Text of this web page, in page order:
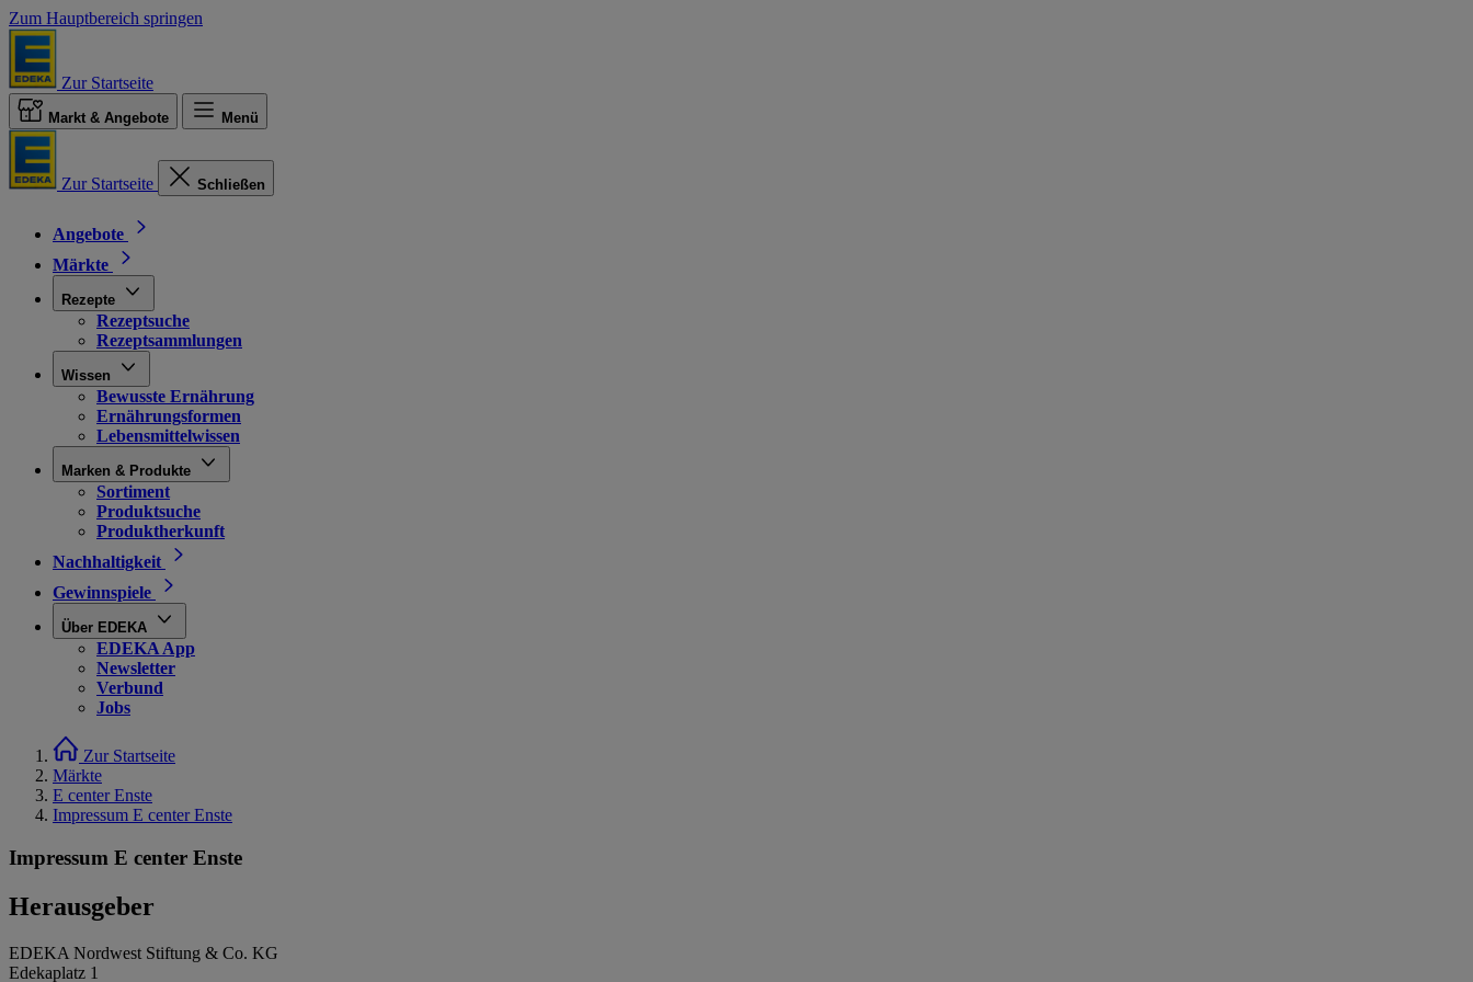
Zum Hauptbereich springen
Zur Startseite
Markt & Angebote Menü
Zur Startseite Schließen
Angebote
Märkte
Rezepte
Rezeptsuche
Rezeptsammlungen
Wissen
Bewusste Ernährung
Ernährungsformen
Lebensmittelwissen
Marken & Produkte
Sortiment
Produktsuche
Produktherkunft
Nachhaltigkeit
Gewinnspiele
Über EDEKA
EDEKA App
Newsletter
Verbund
Jobs
Zur Startseite
Märkte
E center Enste
Impressum E center Enste
Impressum E center Enste
Herausgeber
EDEKA Nordwest Stiftung & Co. KG
Edekaplatz 1